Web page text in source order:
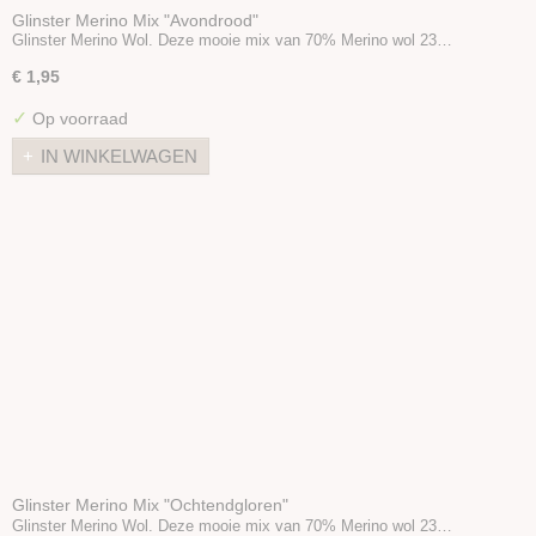
Glinster Merino Mix "Avondrood"
Glinster Merino Wol. Deze mooie mix van 70% Merino wol 23…
€ 1,95
✓ Op voorraad
IN WINKELWAGEN
Glinster Merino Mix "Ochtendgloren"
Glinster Merino Wol. Deze mooie mix van 70% Merino wol 23…